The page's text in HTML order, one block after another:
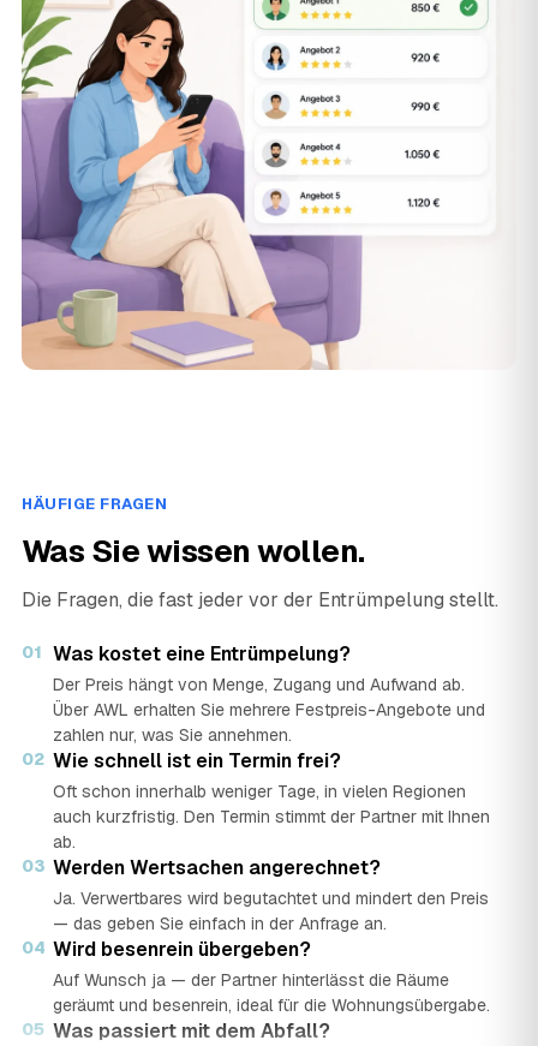
HÄUFIGE FRAGEN
Was Sie wissen wollen.
Die Fragen, die fast jeder vor der Entrümpelung stellt.
01 Was kostet eine Entrümpelung?
Der Preis hängt von Menge, Zugang und Aufwand ab.
Über AWL erhalten Sie mehrere Festpreis-Angebote und
zahlen nur, was Sie annehmen.
02 Wie schnell ist ein Termin frei?
Oft schon innerhalb weniger Tage, in vielen Regionen
auch kurzfristig. Den Termin stimmt der Partner mit Ihnen
ab.
03 Werden Wertsachen angerechnet?
Ja. Verwertbares wird begutachtet und mindert den Preis
— das geben Sie einfach in der Anfrage an.
04 Wird besenrein übergeben?
Auf Wunsch ja — der Partner hinterlässt die Räume
geräumt und besenrein, ideal für die Wohnungsübergabe.
05 Was passiert mit dem Abfall?